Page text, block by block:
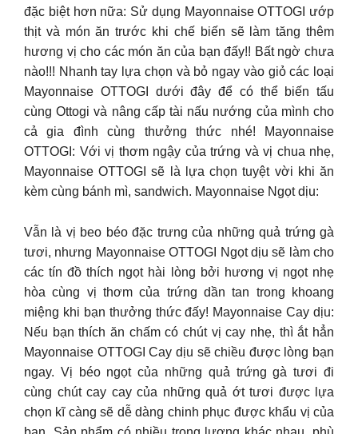
đặc biệt hơn nữa: Sử dụng Mayonnaise OTTOGI ướp
thịt và món ăn trước khi chế biến sẽ làm tăng thêm
hương vị cho các món ăn của bạn đấy!! Bất ngờ chưa
nào!!! Nhanh tay lựa chọn và bỏ ngay vào giỏ các loại
Mayonnaise OTTOGI dưới đây để có thể biến tấu
cùng Ottogi và nâng cấp tài nấu nướng của mình cho
cả gia đình cùng thưởng thức nhé! Mayonnaise
OTTOGI: Với vị thơm ngậy của trứng và vị chua nhẹ,
Mayonnaise OTTOGI sẽ là lựa chọn tuyệt vời khi ăn
kèm cùng bánh mì, sandwich. Mayonnaise Ngọt dịu:
Vẫn là vị beo béo đặc trưng của những quả trứng gà
tươi, nhưng Mayonnaise OTTOGI Ngọt dịu sẽ làm cho
các tín đồ thích ngọt hài lòng bởi hương vị ngọt nhẹ
hòa cùng vị thơm của trứng dần tan trong khoang
miệng khi bạn thưởng thức đấy! Mayonnaise Cay dịu:
Nếu bạn thích ăn chấm có chút vị cay nhẹ, thì ắt hẳn
Mayonnaise OTTOGI Cay dịu sẽ chiều được lòng bạn
ngay. Vị béo ngọt của những quả trứng gà tươi đi
cùng chút cay cay của những quả ớt tươi được lựa
chọn kĩ càng sẽ dễ dàng chinh phục được khẩu vị của